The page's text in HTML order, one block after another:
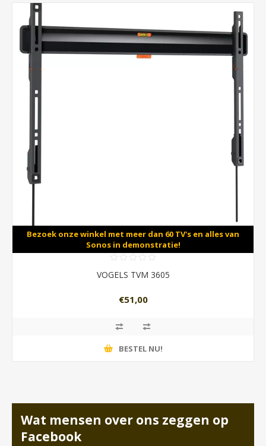
Bezoek onze winkel met meer dan 60 TV's en alles van
Sonos in demonstratie!
VOGELS TVM 3605
€51,00
BESTEL NU!
Wat mensen over ons zeggen op
Facebook